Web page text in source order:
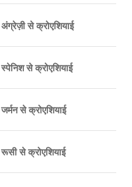
अंग्रेज़ी से क्रोएशियाई
स्पेनिश से क्रोएशियाई
जर्मन से क्रोएशियाई
रूसी से क्रोएशियाई